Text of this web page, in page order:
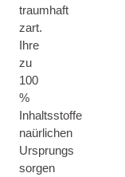
traumhaft
zart.
Ihre
zu
100
%
Inhaltsstoffe
naürlichen
Ursprungs
sorgen